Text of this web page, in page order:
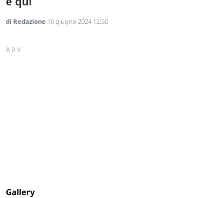
di Redazione 10 giugno 2024 12:50
ADV
Gallery